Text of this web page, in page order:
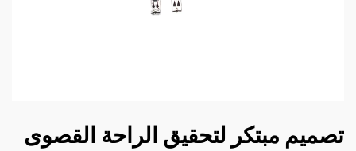
تصميم مبتكر لتحقيق الراحة القصوى